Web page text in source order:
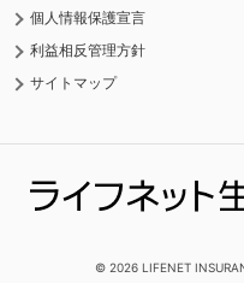
個人情報保護宣言
利益相反管理方針
サイトマップ
© 2026 LIFENET